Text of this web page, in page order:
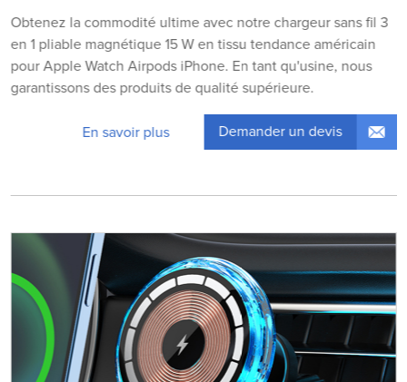
Obtenez la commodité ultime avec notre chargeur sans fil 3
en 1 pliable magnétique 15 W en tissu tendance américain
pour Apple Watch Airpods iPhone. En tant qu'usine, nous
garantissons des produits de qualité supérieure.
En savoir plus Demander un devis